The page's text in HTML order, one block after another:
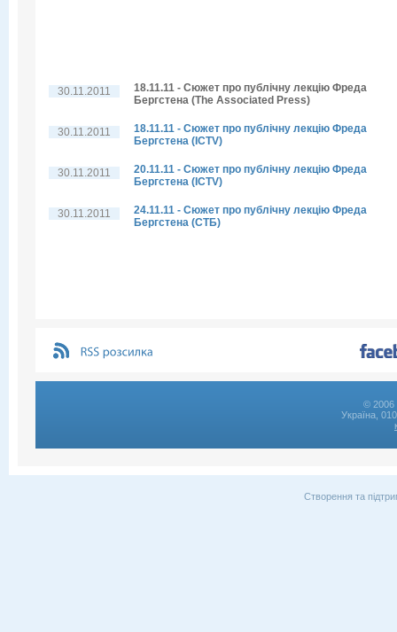
30.11.2011
18.11.11 - Сюжет про публічну лекцію Фреда
Бергстена (The Associated Press)
30.11.2011
18.11.11 - Сюжет про публічну лекцію Фреда
Бергстена (ICTV)
30.11.2011
20.11.11 - Сюжет про публічну лекцію Фреда
Бергстена (ICTV)
30.11.2011
24.11.11 - Сюжет про публічну лекцію Фреда
Бергстена (СТБ)
© 2006
Україна,
Створення та